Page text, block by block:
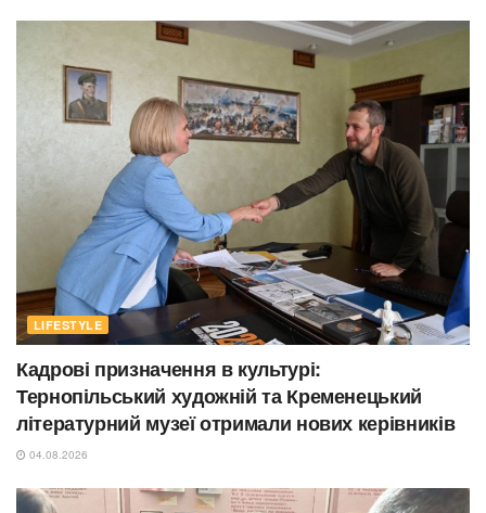
LIFESTYLE
Кадрові призначення в культурі:
Тернопільський художній та Кременецький
літературний музеї отримали нових керівників
04.08.2026